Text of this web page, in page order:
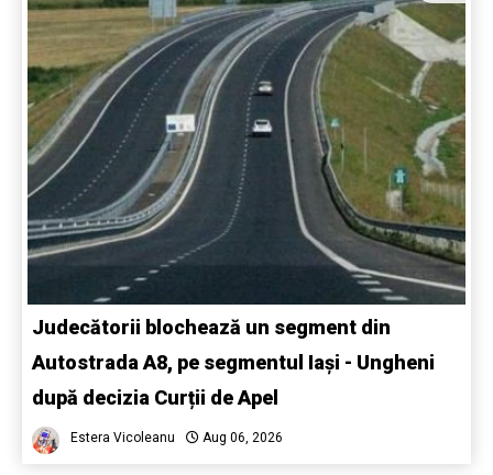
Judecătorii blochează un segment din
Autostrada A8, pe segmentul Iași - Ungheni
după decizia Curții de Apel
Estera Vicoleanu Aug 06, 2026